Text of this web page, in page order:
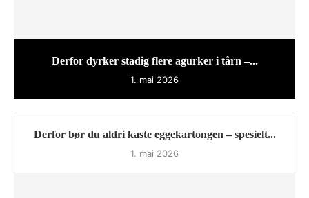
Derfor dyrker stadig flere agurker i tårn –...
1. mai 2026
Derfor bør du aldri kaste eggekartongen – spesielt...
1. mai 2026